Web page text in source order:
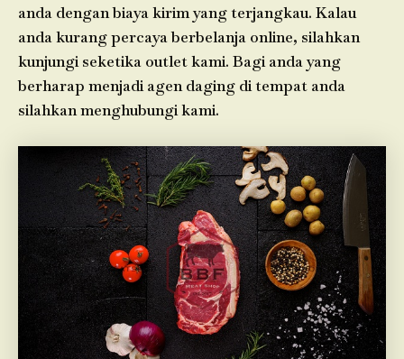
anda dengan biaya kirim yang terjangkau. Kalau
anda kurang percaya berbelanja online, silahkan
kunjungi seketika outlet kami. Bagi anda yang
berharap menjadi agen daging di tempat anda
silahkan menghubungi kami.